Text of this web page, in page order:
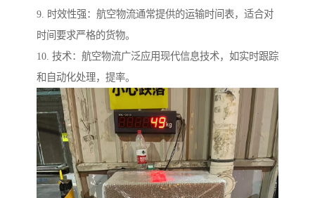
9. 时效性强：航空物流通常提供的运输时间表，适合对
时间要求严格的货物。
10. 技术：航空物流广泛应用现代信息技术，如实时跟踪
和自动化处理，提率。